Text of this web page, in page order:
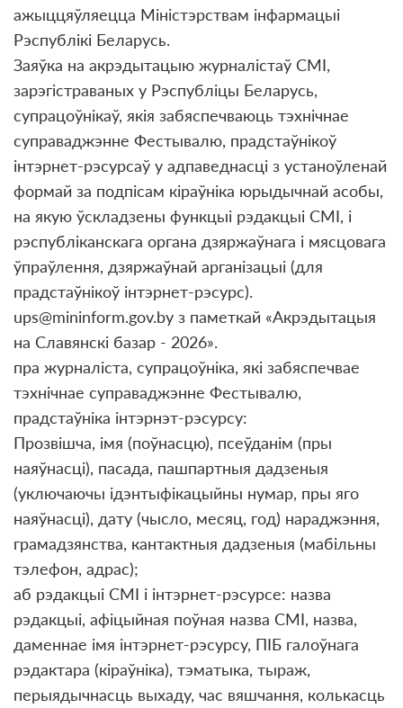
ажыццяўляецца Міністэрствам інфармацыі
Рэспублікі Беларусь.
Заяўка на акрэдытацыю журналістаў СМІ,
зарэгістраваных у Рэспубліцы Беларусь,
супрацоўнікаў, якія забяспечваюць тэхнічнае
суправаджэнне Фестывалю, прадстаўнікоў
інтэрнет-рэсурсаў у адпаведнасці з устаноўленай
формай за подпісам кіраўніка юрыдычнай асобы,
на якую ўскладзены функцыі рэдакцыі СМІ, і
рэспубліканскага органа дзяржаўнага і мясцовага
ўпраўлення, дзяржаўнай арганізацыі (для
прадстаўнікоў інтэрнет-рэсурс).
ups@mininform.gov.by з паметкай «Акрэдытацыя
на Славянскі базар - 2026».
пра журналіста, супрацоўніка, які забяспечвае
тэхнічнае суправаджэнне Фестывалю,
прадстаўніка інтэрнэт-рэсурсу:
Прозвішча, імя (поўнасцю), псеўданім (пры
наяўнасці), пасада, пашпартныя дадзеныя
(уключаючы ідэнтыфікацыйны нумар, пры яго
наяўнасці), дату (чысло, месяц, год) нараджэння,
грамадзянства, кантактныя дадзеныя (мабільны
тэлефон, адрас);
аб рэдакцыі СМІ і інтэрнет-рэсурсе: назва
рэдакцыі, афіцыйная поўная назва СМІ, назва,
даменнае імя інтэрнет-рэсурсу, ПІБ галоўнага
рэдактара (кіраўніка), тэматыка, тыраж,
перыядычнасць выхаду, час вяшчання, колькасць